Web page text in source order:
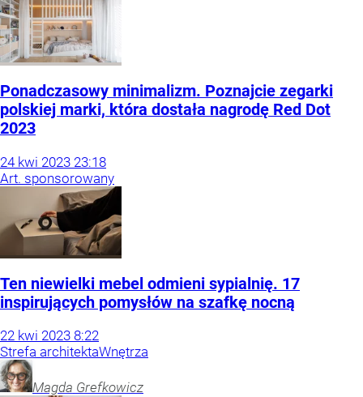
Ponadczasowy minimalizm. Poznajcie zegarki
polskiej marki, która dostała nagrodę Red Dot
2023
24 kwi 2023 23:18
Art. sponsorowany
Ten niewielki mebel odmieni sypialnię. 17
inspirujących pomysłów na szafkę nocną
22 kwi 2023 8:22
Strefa architektaWnętrza
Magda Grefkowicz